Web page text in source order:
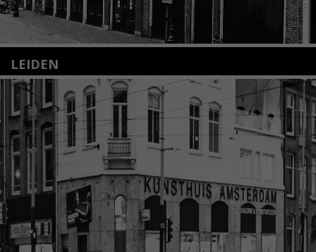
LEIDEN
Nieuwstraat 35
2312 KA Leiden
+31(0)71 – 52 84 480
info@kunsthuisleiden.nl
Lees meer